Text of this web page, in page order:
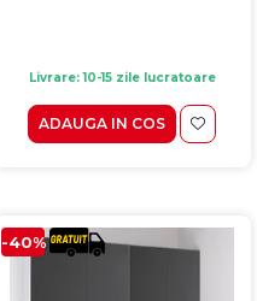
Livrare: 10-15 zile lucratoare
ADAUGA IN COS
-40%